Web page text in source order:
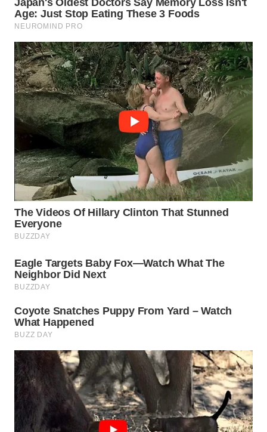
WN
WN
TAPANULI
UTARA
WN
SAMOSIR
WN
PADANG
LAWAS
WN
SUMEDANG
WN
CIANJUR
WN
KEPULAUAN
SERIBU
TANGERANG
WN
BINJAI